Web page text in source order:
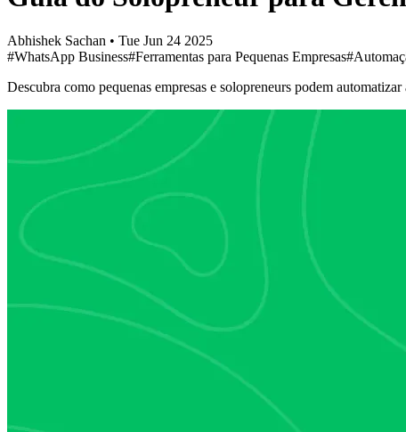
Abhishek Sachan • Tue Jun 24 2025
#WhatsApp Business#Ferramentas para Pequenas Empresas
Descubra como pequenas empresas e solopreneurs podem